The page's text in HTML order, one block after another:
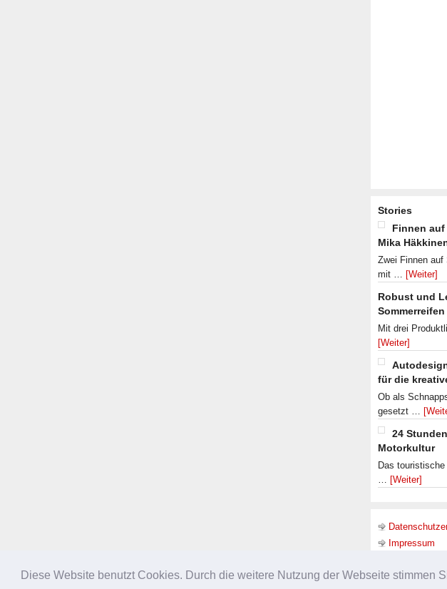
Diese Website benutzt Cookies. Durch die weitere Nutzung der Webseite stimmen
Stories
Finnen
Mika
Zwei Finnen auf
mit … [Weiter]
Robust und
Mit drei
[Weiter]
für die
Ob als
gesetzt …
24
Motorkultur
Das
… [Weiter]
Impressum
NACH OBEN URHEBERRECHT © 2026 ·